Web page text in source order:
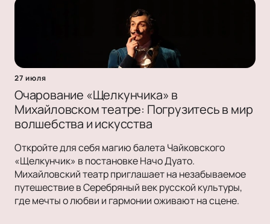
27 июля
Очарование «Щелкунчика» в
Михайловском театре: Погрузитесь в мир
волшебства и искусства
Откройте для себя магию балета Чайковского
«Щелкунчик» в постановке Начо Дуато.
Михайловский театр приглашает на незабываемое
путешествие в Серебряный век русской культуры,
где мечты о любви и гармонии оживают на сцене.